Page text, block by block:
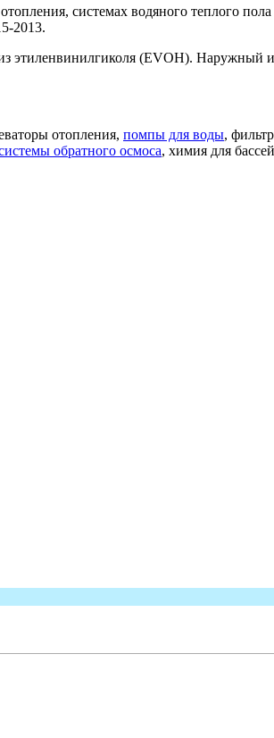
системах водяного теплого пола
2013.
этиленвинилгиколя (EVOH). Наружный
отопления, помпы для воды,
обратного осмоса, химия для